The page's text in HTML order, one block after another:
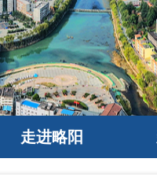
走进略阳